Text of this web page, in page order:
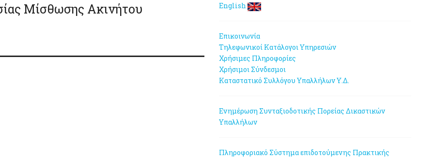
Μίσθωσης Ακινήτου English
Επικοινωνία
Τηλεφωνικοί Κατάλογοι Υπηρεσιών
Χρήσιμες Πληροφορίες
Χρήσιμοι Σύνδεσμοι
Καταστατικό Συλλόγου Υπαλλήλων Υ.Δ.
Ενημέρωση Συνταξιοδοτικής Πορείας Δικαστικών
Υπαλλήλων
Πληροφοριακό Σύστημα επιδοτούμενης Πρακτικής